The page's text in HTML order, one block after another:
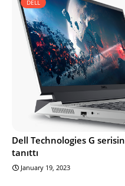
DELL
Dell Technologies G
tanıttı
January 19, 2023